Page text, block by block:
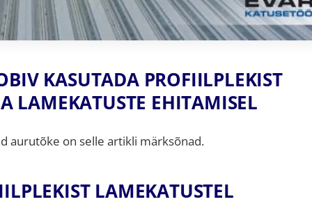
KASUTADA PROFIILPLEKIST
LAMEKATUSTE EHITAMISEL
aurutõke on selle artikli märksõnad.
LAMEKATUSTEL